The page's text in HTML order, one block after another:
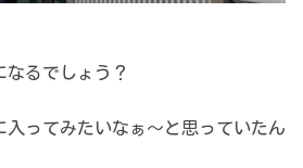
なるでしょう？
入ってみたいなぁ～と思っていたん